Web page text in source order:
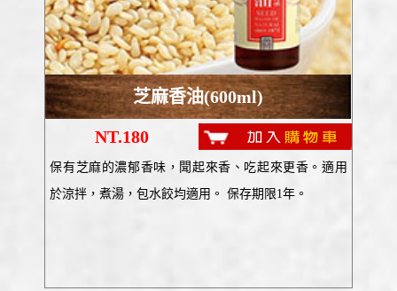
芝麻香油(600ml)
NT.180
保有芝麻的濃郁香味，聞起來香、吃起來更香。適用
於涼拌，煮湯，包水餃均適用。 保存期限1年。